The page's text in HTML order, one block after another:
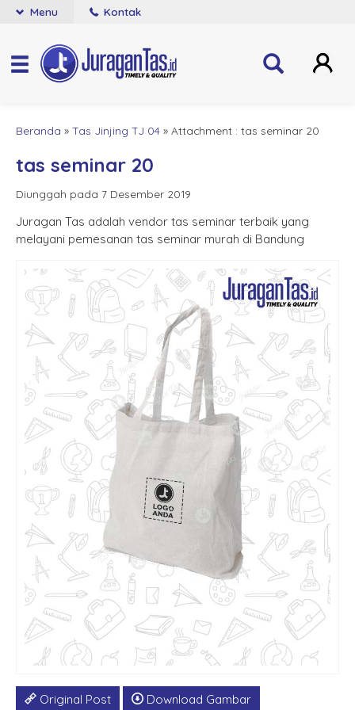
Menu Kontak
Beranda » Tas Jinjing TJ 04 » Attachment : tas seminar 20
tas seminar 20
Diunggah pada 7 Desember 2019
Juragan Tas adalah vendor tas seminar terbaik yang
melayani pemesanan tas seminar murah di Bandung
Original Post Download Gambar